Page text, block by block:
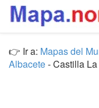
👉 Ir a: Mapas del
Albacete- Castilla